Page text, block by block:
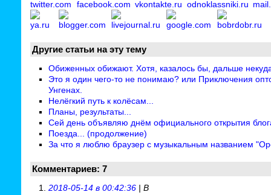
Другие статьи на эту тему
Обиженных обижают. Хотя, казалось бы, дальше
Это я один чего-то не понимаю? или Приключения
Унгенах.
Нелёгкий путь к колёсам...
Планы, результаты...
Сей день объявляю днём официального открытия
Поезда... (продолжение)
За что я люблю браузер с музыкальным названием
Комментариев: 7
2018-05-14 в 00:42:36 | В